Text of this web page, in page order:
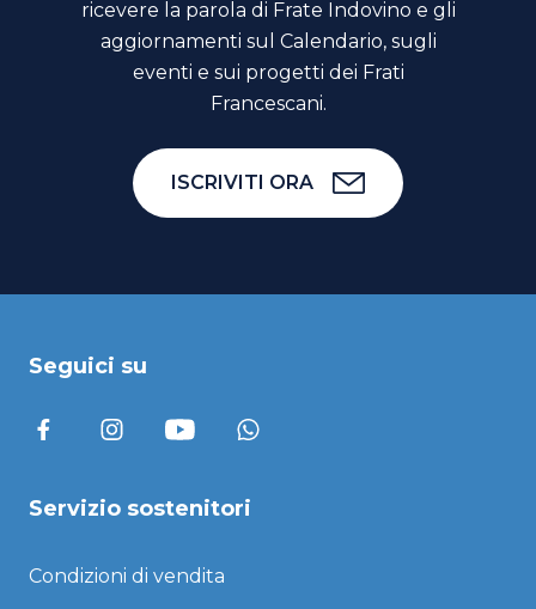
ricevere la parola di Frate Indovino e gli
aggiornamenti sul Calendario, sugli
eventi e sui progetti dei Frati
Francescani.
ISCRIVITI ORA
Seguici su
Servizio sostenitori
Condizioni di vendita